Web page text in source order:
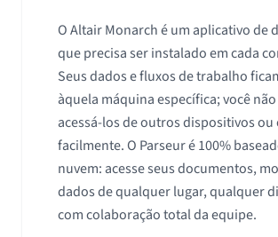
O Altair Monarch é um aplicativo de
que precisa ser instalado em cada
Seus dados e fluxos de trabalho
àquela máquina específica; você
acessá-los de outros dispositivos
facilmente. O Parseur é 100%
nuvem: acesse seus documentos,
dados de qualquer lugar, qualquer
com colaboração total da equipe.